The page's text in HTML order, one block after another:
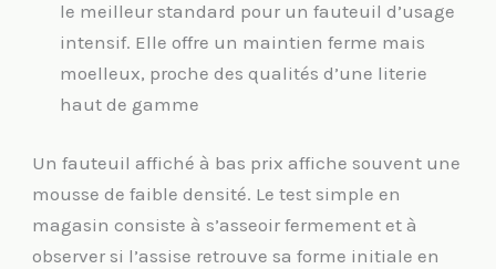
le meilleur standard pour un fauteuil d’usage
intensif. Elle offre un maintien ferme mais
moelleux, proche des qualités d’une literie
haut de gamme
Un fauteuil affiché à bas prix affiche souvent une
mousse de faible densité. Le test simple en
magasin consiste à s’asseoir fermement et à
observer si l’assise retrouve sa forme initiale en